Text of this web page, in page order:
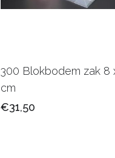
300 Blokbodem zak 8
cm
€31,50